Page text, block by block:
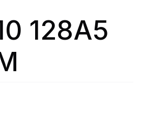
128A5